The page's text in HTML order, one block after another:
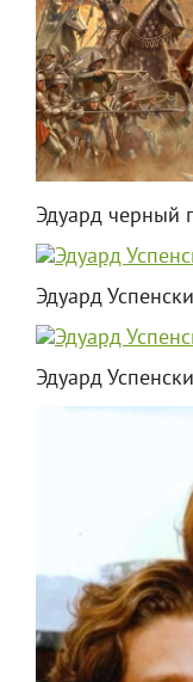
Эдуард черный
Эдуард
Эдуард